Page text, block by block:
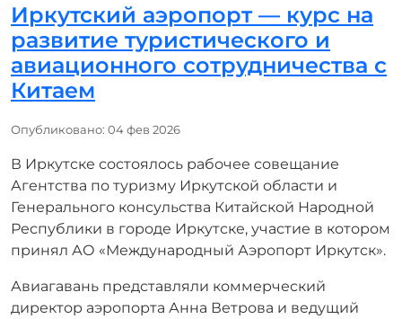
Иркутский аэропорт — курс на
развитие туристического и
авиационного сотрудничества с
Китаем
Информация о материале
Опубликовано: 04 фев 2026
В Иркутске состоялось рабочее совещание
Агентства по туризму Иркутской области и
Генерального консульства Китайской Народной
Республики в городе Иркутске, участие в котором
принял АО «Международный Аэропорт Иркутск».
Авиагавань представляли коммерческий
директор аэропорта Анна Ветрова и ведущий